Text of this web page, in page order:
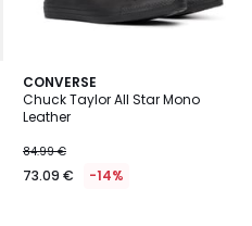
CONVERSE
Chuck Taylor All Star Mono
Leather
84.99 €
73.09 € -14%
5
/
5